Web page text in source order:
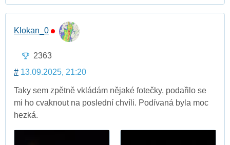
Klokan_0
2363
# 13.09.2025, 21:20
Taky sem zpětně vkládám nějaké fotečky, podařilo se
mi ho cvaknout na poslední chvíli. Podívaná byla moc
hezká.